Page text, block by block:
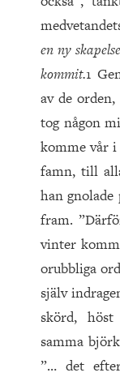
en ny
kommit.1
av de
tog någon
komme vår
famn, till
han gnolade
fram.
vinter
orubbliga
själv
skörd,
samma
”… det